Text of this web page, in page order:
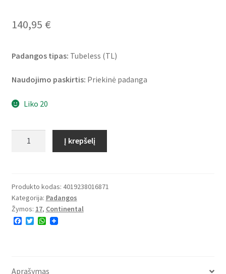
140,95 €
Padangos tipas: Tubeless (TL)
Naudojimo paskirtis: Priekinė padanga
Liko 20
4
120/70
ZR
17
Į krepšelį
Produkto kodas: 4019238016871
Kategorija: Padangos
Žymos: 17, Continental
F
o
T
r
W
p
Aprašymas